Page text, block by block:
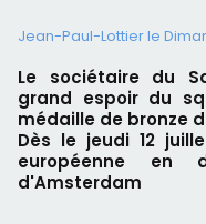
Jean-Paul-Lottier le
Le sociétaire du
grand espoir du
médaille de bronze
Dès le jeudi 12
européenne en
d'Amsterdam